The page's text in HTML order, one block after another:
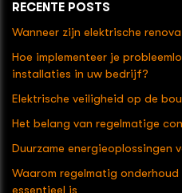
RECENTE POSTS
Wanneer zijn elektrische
Hoe implementeer je
installaties in uw bedrijf?
Elektrische veiligheid op de
Het belang van regelmatige
Duurzame energieoplossingen
Waarom regelmatig